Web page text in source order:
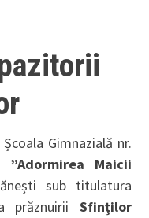
Gimnazială nr.
”Adormirea Maicii
sub titulatura
prăznuirii Sfinților